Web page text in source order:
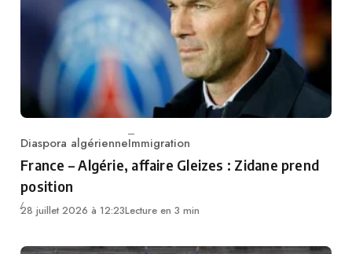
Category
Diaspora algérienneImmigration
France – Algérie, affaire Gleizes : Zidane prend
position
28 juillet 2026 à 12:23Lecture en 3 min